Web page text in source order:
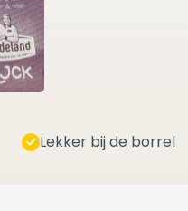
Lekker bij de borrel